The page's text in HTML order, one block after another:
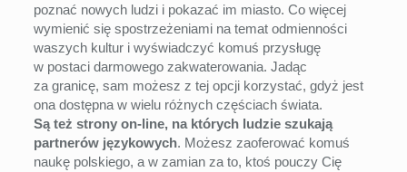
poznać nowych ludzi i pokazać im miasto. Co więcej
wymienić się spostrzeżeniami na temat odmienności
waszych kultur i wyświadczyć komuś przysługę
w postaci darmowego zakwaterowania. Jadąc
za granicę, sam możesz z tej opcji korzystać, gdyż jest
ona dostępna w wielu różnych częściach świata.
Są też strony on-line, na których ludzie szukają
partnerów językowych. Możesz zaoferować komuś
naukę polskiego, a w zamian za to, ktoś pouczy Cię